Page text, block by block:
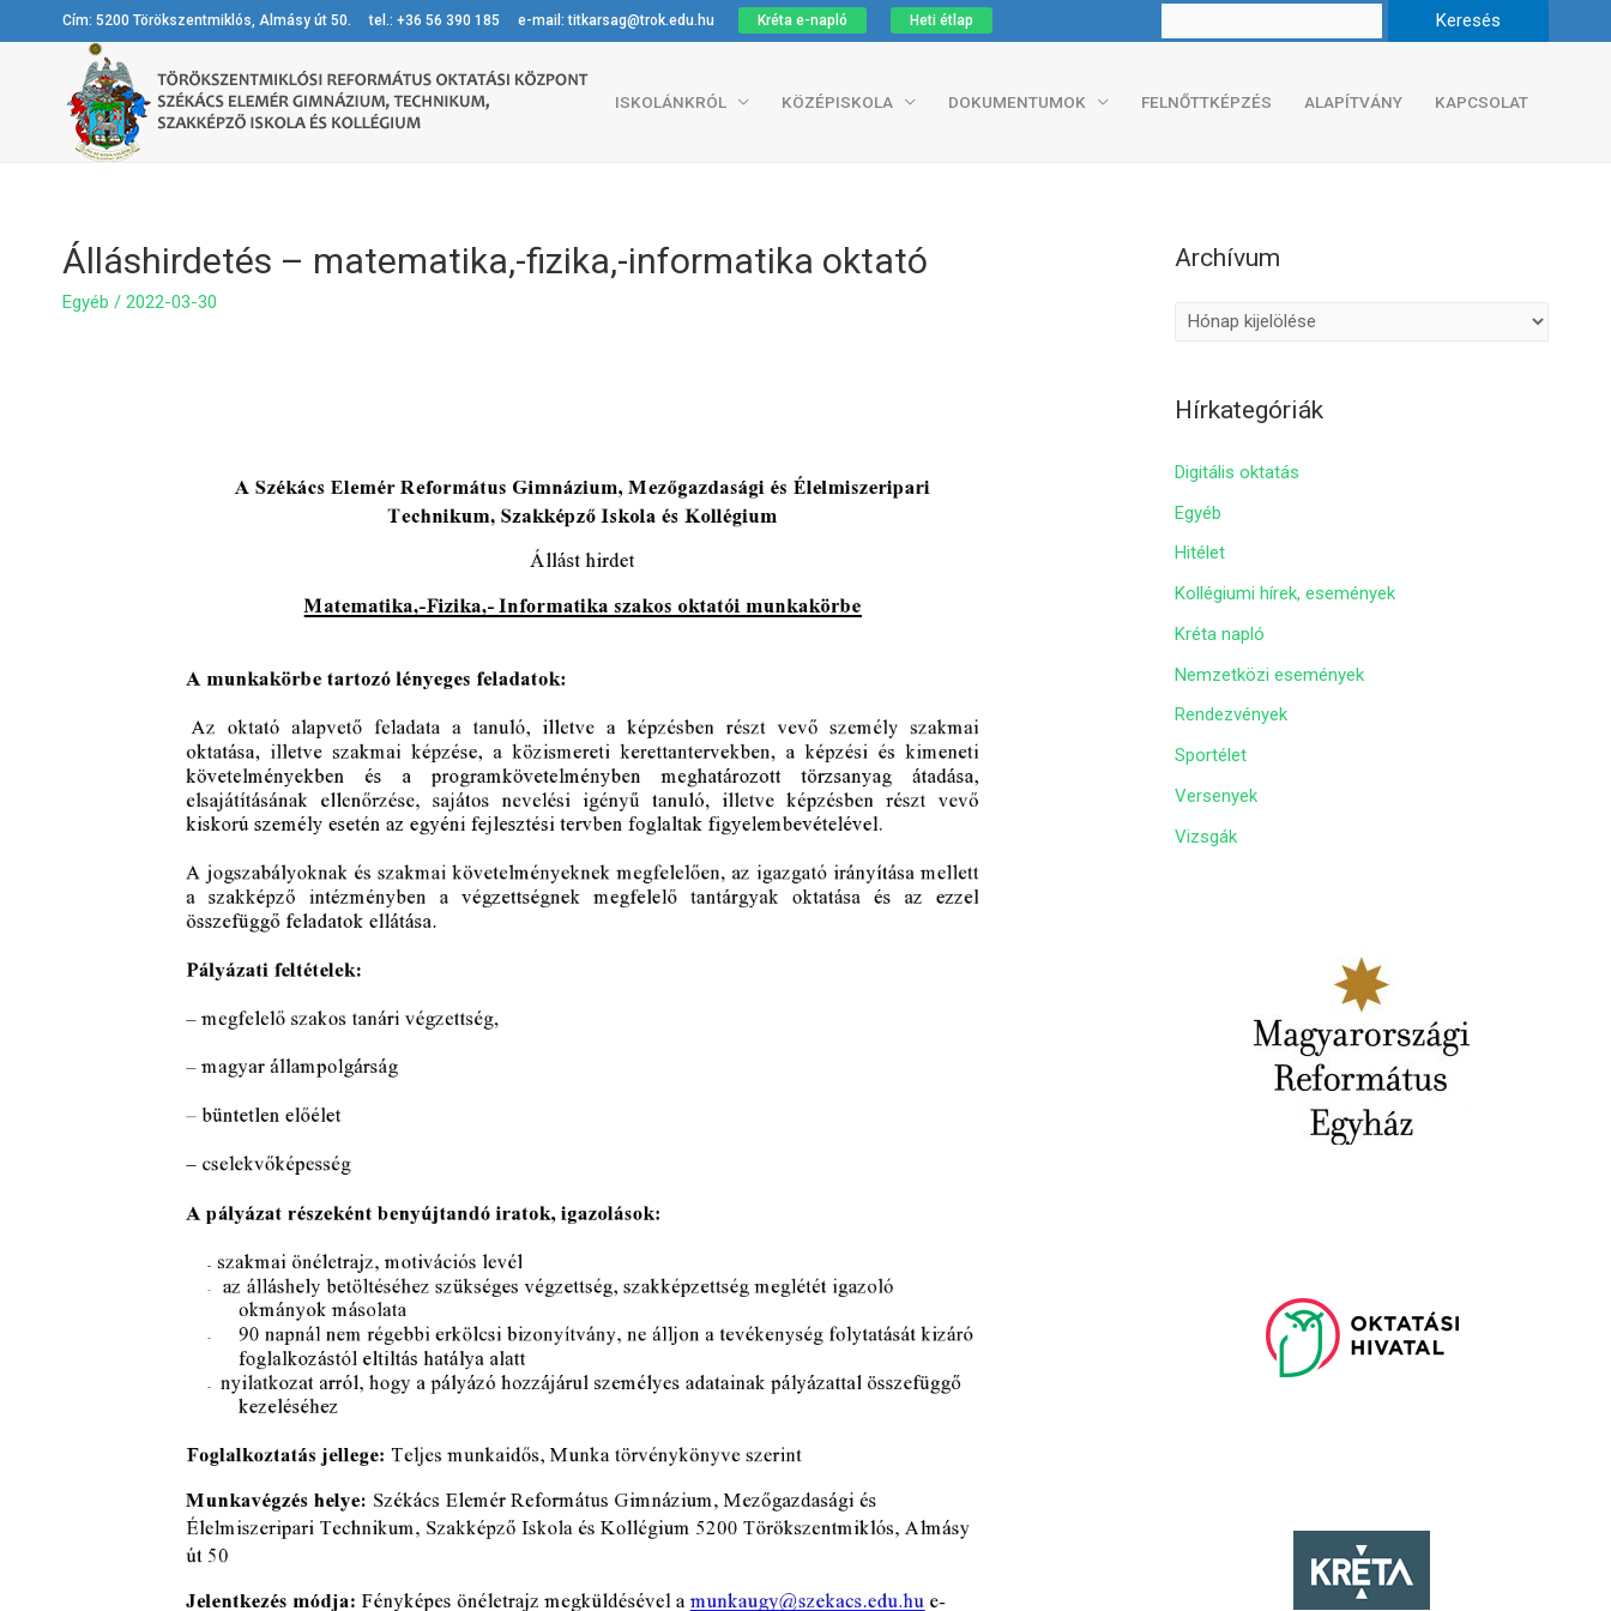
Kréta e-napló
Cím: 5200 Törökszentmiklós, Almásy út 50. tel.: +36 56 390 185 e-mail: titkarsag@trok.edu.hu Heti étlap
ISKOLÁNKRÓL KÖZÉPISKOLA DOKUMENTUMOK FELNŐTTKÉPZÉS ALAPÍTVÁNY KAPCSOLAT
Álláshirdetés – matematika,-fizika,-informatika oktató
Egyéb / 2022-03-30
Archívum
í
Hírkategóriák
Digitális oktatás
Egyéb
Hitélet
Kollégiumi hírek, események
Kréta napló
Nemzetközi események
Rendezvények
Sportélet
Versenyek
Vizsgák